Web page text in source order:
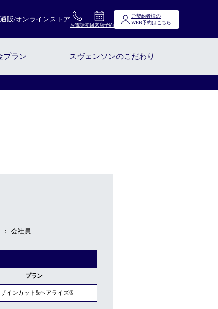
販/オンラインストア
お電話初回来店予約
ご契約者様の
WEB予約はこちら
プラン スヴェンソンのこだわり
談
会社員
プラン
インカット&ヘアライズ®